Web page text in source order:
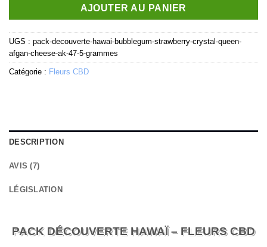
AJOUTER AU PANIER
UGS : pack-decouverte-hawai-bubblegum-strawberry-crystal-queen-
afgan-cheese-ak-47-5-grammes
Catégorie : Fleurs CBD
DESCRIPTION
AVIS (7)
LÉGISLATION
PACK DÉCOUVERTE HAWAÏ – FLEURS CBD